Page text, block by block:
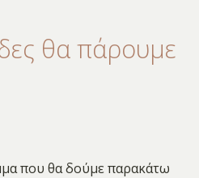
θα πάρουμε
που θα δούμε παρακάτω